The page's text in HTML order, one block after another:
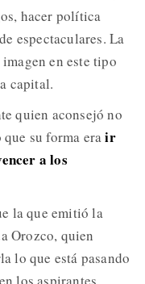
hacer política
espectaculares. La
en este tipo
capital.
quien aconsejó no
que su forma erair
a los
la que emitió la
Orozco, quien
lo que está pasando
los aspirantes